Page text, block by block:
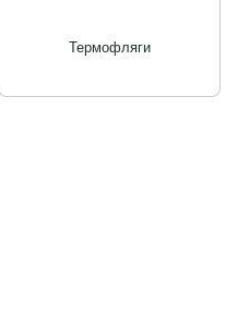
Термофляги